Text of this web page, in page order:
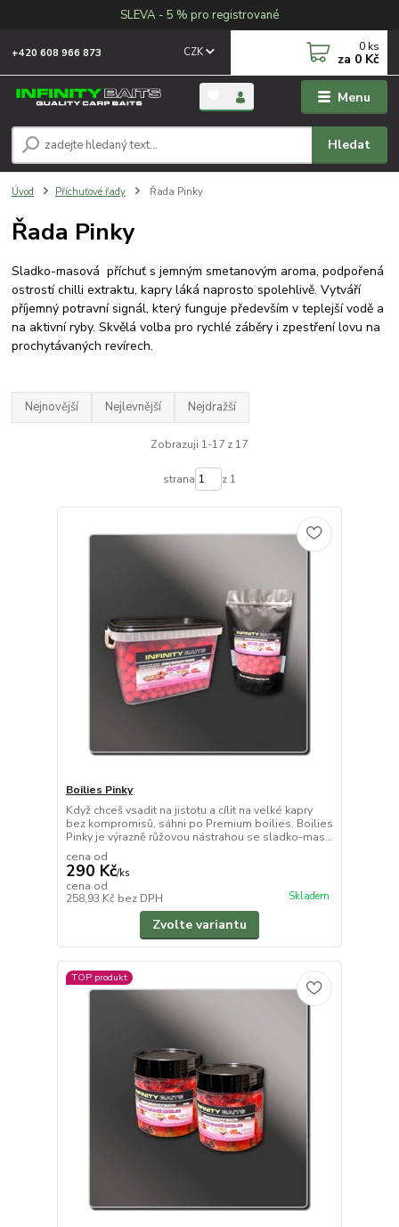
SLEVA - 5 % pro registrované
Menu
CZK
Hledat
+420 608 966 873 0 ks
za 0 Kč
Úvod Příchuťové řady Řada Pinky
Řada Pinky
Sladko-masová příchuť s jemným smetanovým aroma, podpořená
ostrostí chilli extraktu, kapry láká naprosto spolehlivě. Vytváří
příjemný potravní signál, který funguje především v teplejší vodě a
na aktivní ryby. Skvělá volba pro rychlé záběry i zpestření lovu na
prochytávaných revírech.
Nejnovější Nejlevnější Nejdražší
Zobrazuji 1-17 z 17
strana z 1
Boilies Pinky
Když chceš vsadit na jistotu a cílit na velké kapry
bez kompromisů, sáhni po Premium boilies. Boilies
Pinky je výrazně růžovou nástrahou se sladko-mas...
cena od
290 Kč/ks
cena od
258,93 Kč bez DPH Skladem
Zvolte variantu
TOP produkt